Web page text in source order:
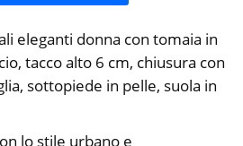
eleganti donna con tomaia in
tacco alto 6 cm, chiusura con
sottopiede in pelle, suola in
lo stile urbano e